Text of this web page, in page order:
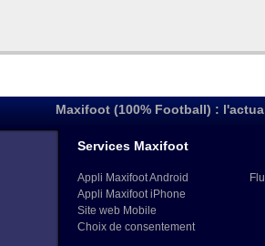
Maxifoot (100% Football) :
Services Maxifoot
Appli Maxifoot Android
Appli Maxifoot iPhone
Site web Mobile
Choix de consentement